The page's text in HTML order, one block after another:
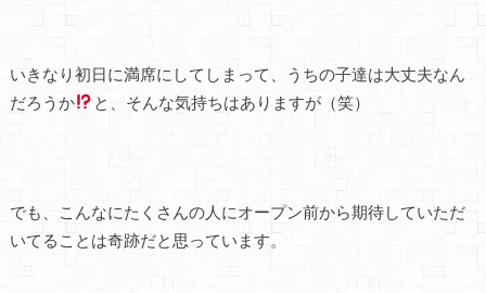
いきなり初日に満席にしてしまって、うちの子達は大丈夫なん
だろうか
と、そんな気持ちはありますが（笑）
でも、こんなにたくさんの人にオープン前から期待していただ
いてることは奇跡だと思っています。